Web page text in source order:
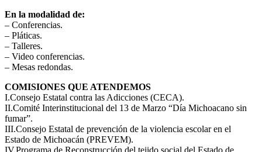
En la modalidad de:
– Conferencias.
– Pláticas.
– Talleres.
– Video conferencias.
– Mesas redondas.
COMISIONES QUE ATENDEMOS
I.Consejo Estatal contra las Adicciones (CECA).
II.Comité Interinstitucional del 13 de Marzo “Día Michoacano sin
fumar”.
III.Consejo Estatal de prevención de la violencia escolar en el
Estado de Michoacán (PREVEM).
IV.Programa de Reconstrucción del tejido social del Estado de